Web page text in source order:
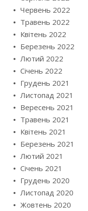
Червень 2022
Травень 2022
Квітень 2022
Березень 2022
Лютий 2022
Січень 2022
Грудень 2021
Листопад 2021
Вересень 2021
Травень 2021
Квітень 2021
Березень 2021
Лютий 2021
Січень 2021
Грудень 2020
Листопад 2020
Жовтень 2020